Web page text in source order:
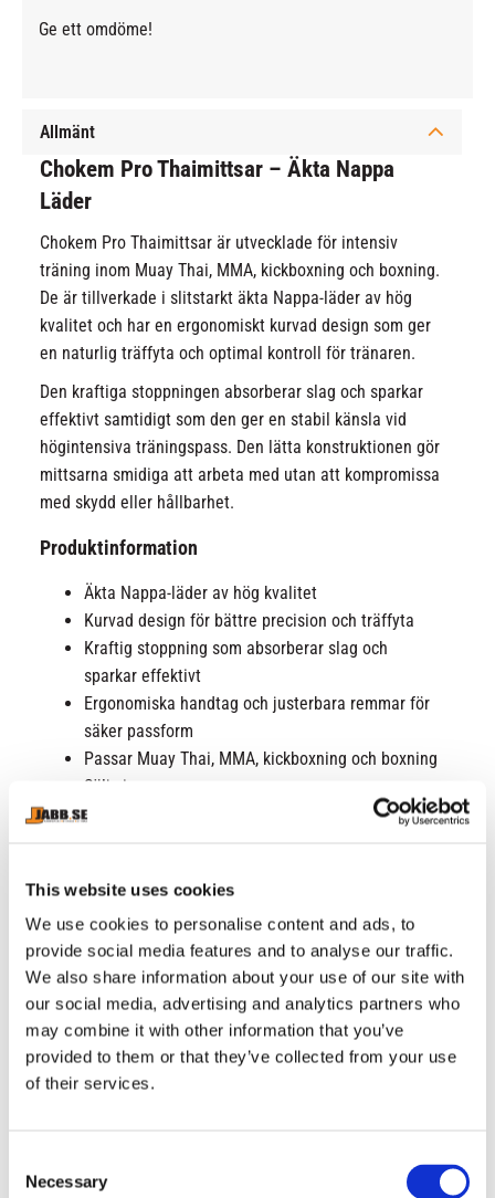
This website uses cookies
We use cookies to personalise content and ads, to
provide social media features and to analyse our traffic.
We also share information about your use of our site with
our social media, advertising and analytics partners who
may combine it with other information that you’ve
provided to them or that they’ve collected from your use
of their services.
Necessary
Ge ett omdöme!
Allmänt
Chokem Pro Thaimittsar – Äkta Nappa
Läder
Chokem Pro Thaimittsar är utvecklade för intensiv
träning inom Muay Thai, MMA, kickboxning och boxning.
De är tillverkade i slitstarkt äkta Nappa-läder av hög
kvalitet och har en ergonomiskt kurvad design som ger
en naturlig träffyta och optimal kontroll för tränaren.
Den kraftiga stoppningen absorberar slag och sparkar
effektivt samtidigt som den ger en stabil känsla vid
högintensiva träningspass. Den lätta konstruktionen gör
mittsarna smidiga att arbeta med utan att kompromissa
med skydd eller hållbarhet.
Produktinformation
Äkta Nappa-läder av hög kvalitet
Kurvad design för bättre precision och träffyta
Kraftig stoppning som absorberar slag och
sparkar effektivt
Ergonomiska handtag och justerbara remmar för
säker passform
Passar Muay Thai, MMA, kickboxning och boxning
Säljs i par
Mått
Bredd
ca 20 cm
Tjocklek
ca 8 cm
RELATERADE PRODUKTER